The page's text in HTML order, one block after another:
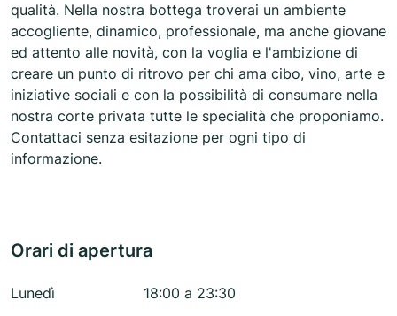
qualità. Nella nostra bottega troverai un ambiente
accogliente, dinamico, professionale, ma anche giovane
ed attento alle novità, con la voglia e l'ambizione di
creare un punto di ritrovo per chi ama cibo, vino, arte e
iniziative sociali e con la possibilità di consumare nella
nostra corte privata tutte le specialità che proponiamo.
Contattaci senza esitazione per ogni tipo di
informazione.
Orari di apertura
Lunedì
18:00 a 23:30